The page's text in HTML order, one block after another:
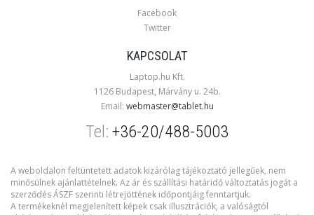
Facebook
Twitter
KAPCSOLAT
Laptop.hu Kft.
1126 Budapest, Márvány u. 24b.
Email: webmaster@tablet.hu
Tel: +36-20/488-5003
A weboldalon feltüntetett adatok kizárólag tájékoztató jellegűek, nem
minősülnek ajánlattételnek. Az ár és szállítási határidő változtatás jogát a
szerződés ÁSZF szerinti létrejöttének időpontjáig fenntartjuk.
A termékeknél megjelenített képek csak illusztrációk, a valóságtól